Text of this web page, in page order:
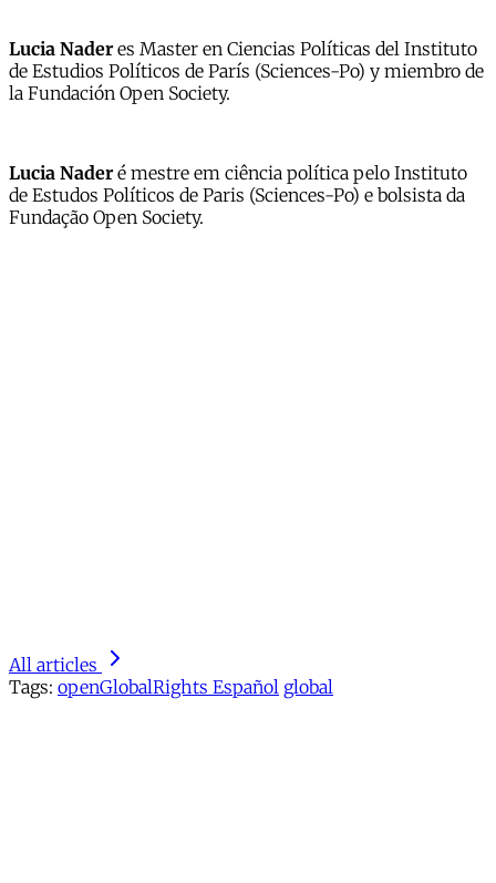
Lucia Naderes Master en Ciencias Políticas del Instituto
de Estudios Políticos de París (Sciences-Po) y miembro de
la Fundación Open Society.
Lucia Naderé mestre em ciência política pelo Instituto
de Estudos Políticos de Paris (Sciences-Po) e bolsista da
Fundação Open Society.
All articles
Tags: openGlobalRights Español global